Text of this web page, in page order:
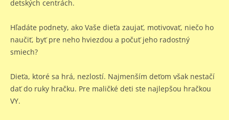
detských centrách.
Hľadáte podnety, ako Vaše dieťa zaujať, motivovať, niečo ho
naučiť, byť pre neho hviezdou a počuť jeho radostný
smiech?
Dieťa, ktoré sa hrá, nezlostí. Najmenším deťom však nestačí
dať do ruky hračku. Pre maličké deti ste najlepšou hračkou
VY.